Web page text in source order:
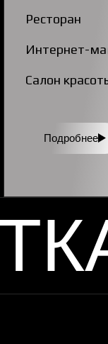
Ресторан
Интернет-
Салон
Подробнее